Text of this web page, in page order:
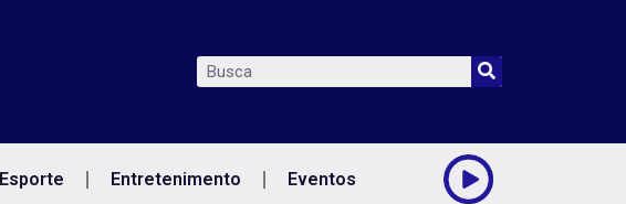
Esporte Entretenimento Eventos